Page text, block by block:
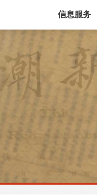
机构知识库
站内搜索
信息服务